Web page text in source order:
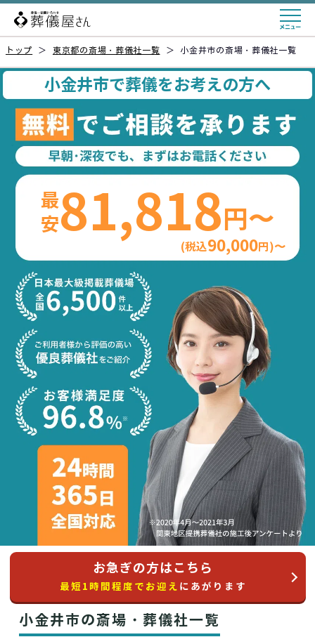
トップ ＞ 東京都の斎場・葬儀社一覧 ＞ 小金井市の斎場・葬儀社一覧
小金井市で葬儀をお考えの方へ
最安81,818円〜
(税込90,000円)〜
お急ぎの方はこちら
最短1時間程度でお迎え にあがります
小金井市の斎場・葬儀社一覧